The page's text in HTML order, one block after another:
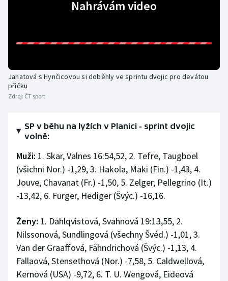
Moderní pětiboj
Motorsport
Olympijské hry
Plavání
Plážový volejbal
Ragby
Rychlobruslení
Rychlostní kanoistika
Short track
Nahrávám video
Janatová s Hynčicovou si doběhly ve sprintu dvojic pro devátou
příčku
Zdroj: ČT sport
SP v běhu na lyžích v Planici - sprint dvojic
volně:
Muži: 1. Skar, Valnes 16:54,52, 2. Tefre, Taugboel
(všichni Nor.) -1,29, 3. Hakola, Mäki (Fin.) -1,43, 4.
Jouve, Chavanat (Fr.) -1,50, 5. Zelger, Pellegrino (It.)
-13,42, 6. Furger, Hediger (Švýc.) -16,16.
Ženy: 1. Dahlqvistová, Svahnová 19:13,55, 2.
Nilssonová, Sundlingová (všechny Švéd.) -1,01, 3.
Van der Graaffová, Fähndrichová (Švýc.) -1,13, 4.
Fallaová, Stensethová (Nor.) -7,58, 5. Caldwellová,
Kernová (USA) -9,72, 6. T. U. Wengová, Eideová